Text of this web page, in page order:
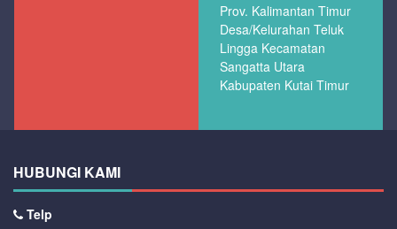
Prov. Kalimantan Timur
Desa/Kelurahan Teluk
Lingga Kecamatan
Sangatta Utara
Kabupaten Kutai Timur
HUBUNGI KAMI
Telp